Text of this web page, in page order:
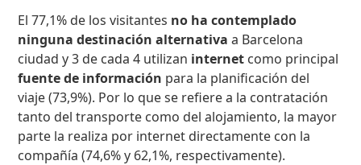
El 77,1% de los visitantes no ha contemplado
ninguna destinación alternativa a Barcelona
ciudad y 3 de cada 4 utilizan internet como principal
fuente de información para la planificación del
viaje (73,9%). Por lo que se refiere a la contratación
tanto del transporte como del alojamiento, la mayor
parte la realiza por internet directamente con la
compañía (74,6% y 62,1%, respectivamente).